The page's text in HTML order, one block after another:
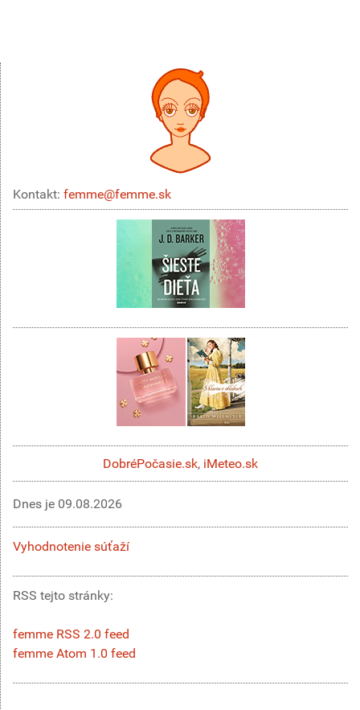
Kontakt: femme@femme.sk
DobréPočasie.sk, iMeteo.sk
Dnes je 09.08.2026
Vyhodnotenie súťaží
RSS tejto stránky:
femme RSS 2.0 feed
femme Atom 1.0 feed